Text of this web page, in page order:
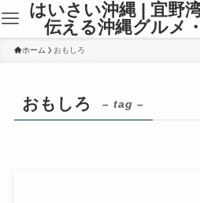
はいさい沖縄 | 宜野
伝える沖縄グルメ
ホーム おもしろ
おもしろ – tag –